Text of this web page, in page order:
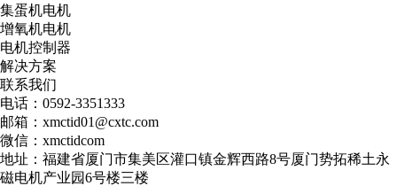
集蛋机电机
增氧机电机
电机控制器
解决方案
联系我们
电话：0592-3351333
邮箱：xmctid01@cxtc.com
微信：xmctidcom
地址：福建省厦门市集美区灌口镇金辉西路8号厦门势拓稀土永
磁电机产业园6号楼三楼